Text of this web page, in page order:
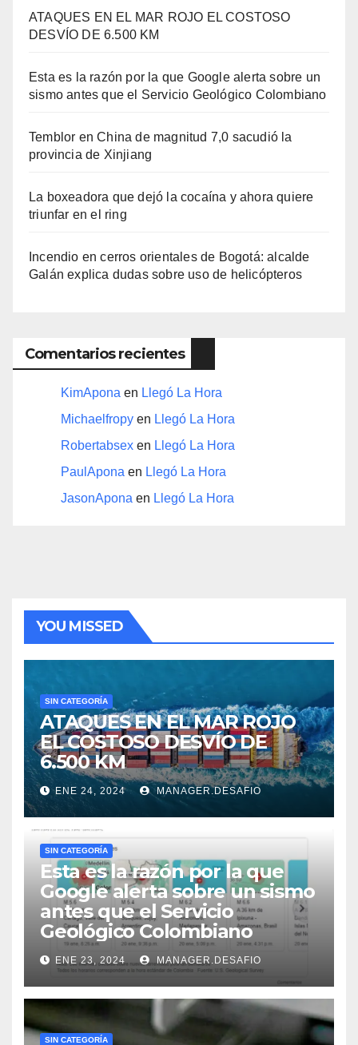
ATAQUES EN EL MAR ROJO EL COSTOSO
DESVÍO DE 6.500 KM
Esta es la razón por la que Google alerta sobre un
sismo antes que el Servicio Geológico Colombiano
Temblor en China de magnitud 7,0 sacudió la
provincia de Xinjiang
La boxeadora que dejó la cocaína y ahora quiere
triunfar en el ring​
Incendio en cerros orientales de Bogotá: alcalde
Galán explica dudas sobre uso de helicópteros
Comentarios recientes
KimApona en Llegó La Hora
Michaelfropy en Llegó La Hora
Robertabsex en Llegó La Hora
PaulApona en Llegó La Hora
JasonApona en Llegó La Hora
YOU MISSED
SIN CATEGORÍA
ATAQUES EN EL MAR ROJO
EL COSTOSO DESVÍO DE
6.500 KM
ENE 24, 2024 MANAGER.DESAFIO
SIN CATEGORÍA
Esta es la razón por la que
Google alerta sobre un sismo
antes que el Servicio
Geológico Colombiano
ENE 23, 2024 MANAGER.DESAFIO
SIN CATEGORÍA